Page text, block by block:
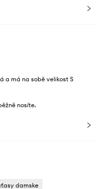
a má na sobě velikost S
nosíte.
damske